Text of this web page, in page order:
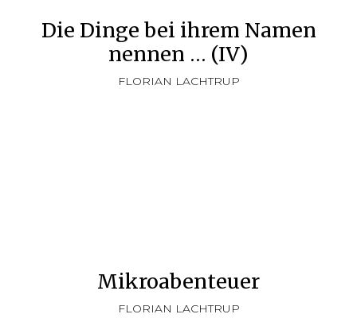
Die Dinge bei ihrem Namen
nennen … (IV)
FLORIAN LACHTRUP
Mikroabenteuer
FLORIAN LACHTRUP